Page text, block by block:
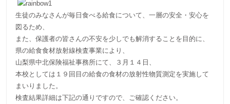
生徒のみなさんが毎日食べる給食について、一層の安全・安心を
図るため、
また、保護者の皆さんの不安を少しでも解消することを目的に、
県の給食食材放射線検査事業により、
山梨県中北保険福祉事務所にて、３月１４日、
本校としては１９回目の給食の食材の放射性物質測定を実施して
まいりました。
検査結果詳細は下記の通りですので、ご確認ください。